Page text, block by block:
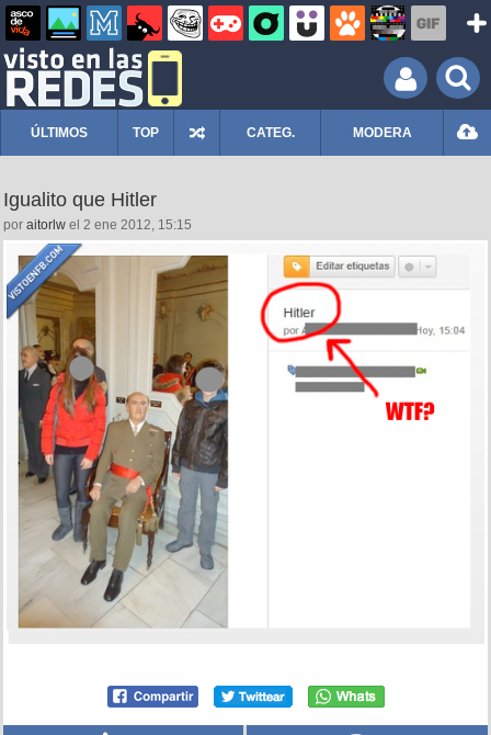
ÚLTIMOS TOP CATEG. MODERA
Igualito que Hitler
por aitorlw el 2 ene 2012, 15:15